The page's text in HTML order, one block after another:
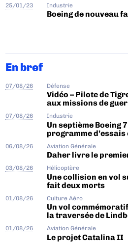
25/01/23 Industrie
Boeing de nouveau
En bref
07/08/26 Défense
Vidéo – Pilote de
aux missions de
07/08/26 Industrie
Un septième Boeing
programme d’essais
06/08/26 Aviation Générale
Daher livre le
03/08/26 Hélicoptère
Une collision en vol
fait deux morts
01/08/26 Culture Aéro
Un vol
la traversée de
01/08/26 Aviation Générale
Le projet Catalina II